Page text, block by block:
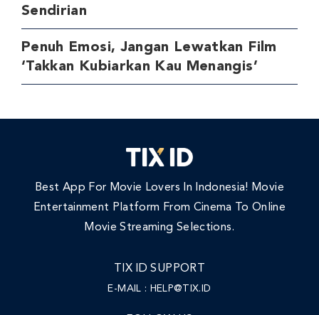
Sendirian
Penuh Emosi, Jangan Lewatkan Film
‘Takkan Kubiarkan Kau Menangis’
Best App For Movie Lovers In Indonesia! Movie
Entertainment Platform From Cinema To Online
Movie Streaming Selections.
TIX ID SUPPORT
E-MAIL : HELP@TIX.ID